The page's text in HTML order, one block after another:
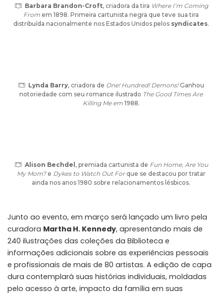
Barbara Brandon-Croft, criadora da tira Where I’m Coming
From em 1898. Primeira cartunista negra que teve sua tira
distribuída nacionalmente nos Estados Unidos pelos syndicates.
Lynda Barry, criadora de One! Hundred! Demons!Ganhou
notoriedade com seu romance ilustrado The Good Times Are
Killing Me em1988.
Alison Bechdel , premiada cartunista de Fun Home, Are You
My Mom?e Dykes to Watch Out Forque se destacou por tratar
ainda nos anos 1980 sobre relacionamentos lésbicos.
Junto ao evento, em março será lançado um livro pela
curadora Martha H. Kennedy, apresentando mais de
240 ilustrações das coleções da Biblioteca e
informações adicionais sobre as experiências pessoais
e profissionais de mais de 80 artistas. A edição de capa
dura contemplará suas histórias individuais, moldadas
pelo acesso à arte, impacto da família em suas